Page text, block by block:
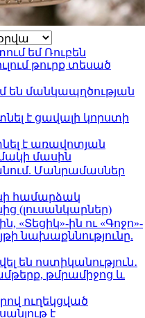
եմ Ռուբեն
թուրք տեսած
են մանկապղծության
է ցավալի կորստի
է առավոտյան
մասին
Մանրամասներ
համարձակ
(լուսանկարներ)
«Տեցիկ»-ին ու «Գոջո»-
նախաքննությունը.
են ոստիկանություն․
թմրամիջոց և
ուղեկցված
է